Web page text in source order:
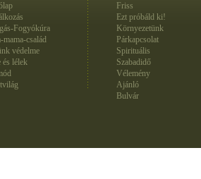
Fogyókúra
mama-család
védelme
és lélek
Friss
Ezt próbáld ki!
Környezetünk
Párkapcsolat
Spirituális
Szabadidő
Vélemény
Ajánló
Bulvár